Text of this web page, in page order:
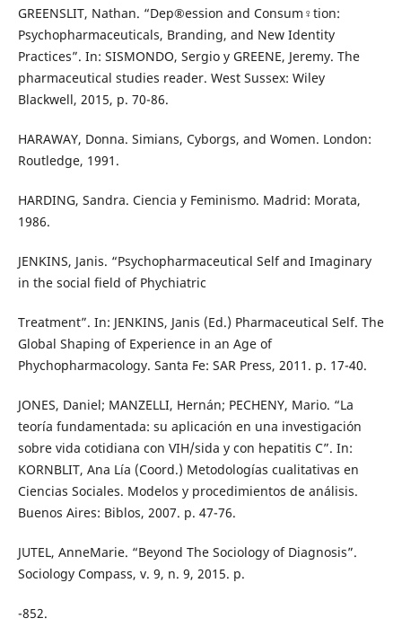
GREENSLIT, Nathan. “Dep®ession and Consum♀tion:
Psychopharmaceuticals, Branding, and New Identity
Practices”. In: SISMONDO, Sergio y GREENE, Jeremy. The
pharmaceutical studies reader. West Sussex: Wiley
Blackwell, 2015, p. 70-86.
HARAWAY, Donna. Simians, Cyborgs, and Women. London:
Routledge, 1991.
HARDING, Sandra. Ciencia y Feminismo. Madrid: Morata,
1986.
JENKINS, Janis. “Psychopharmaceutical Self and Imaginary
in the social field of Phychiatric
Treatment”. In: JENKINS, Janis (Ed.) Pharmaceutical Self. The
Global Shaping of Experience in an Age of
Phychopharmacology. Santa Fe: SAR Press, 2011. p. 17-40.
JONES, Daniel; MANZELLI, Hernán; PECHENY, Mario. “La
teoría fundamentada: su aplicación en una investigación
sobre vida cotidiana con VIH/sida y con hepatitis C”. In:
KORNBLIT, Ana Lía (Coord.) Metodologías cualitativas en
Ciencias Sociales. Modelos y procedimientos de análisis.
Buenos Aires: Biblos, 2007. p. 47-76.
JUTEL, AnneMarie. “Beyond The Sociology of Diagnosis”.
Sociology Compass, v. 9, n. 9, 2015. p.
-852.